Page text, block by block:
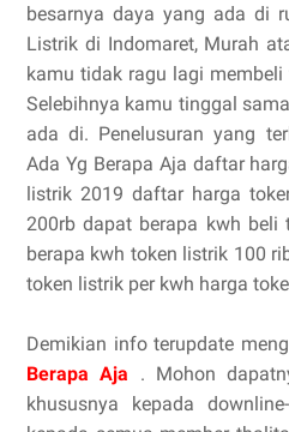
besarnya daya yang ada di
Listrik di Indomaret, Murah
kamu tidak ragu lagi
Selebihnya kamu tinggal
ada di. Penelusuran yang
Ada Yg Berapa Aja daftar
listrik 2019 daftar harga
200rb dapat berapa kwh
berapa kwh token listrik 100
token listrik per kwh harga
Demikian info terupdate
Berapa Aja . Mohon
khususnya kepada